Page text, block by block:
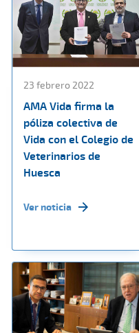
23 febrero 2022
AMA Vida firma la
póliza colectiva de
Vida con el Colegio de
Veterinarios de
Huesca
Ver noticia